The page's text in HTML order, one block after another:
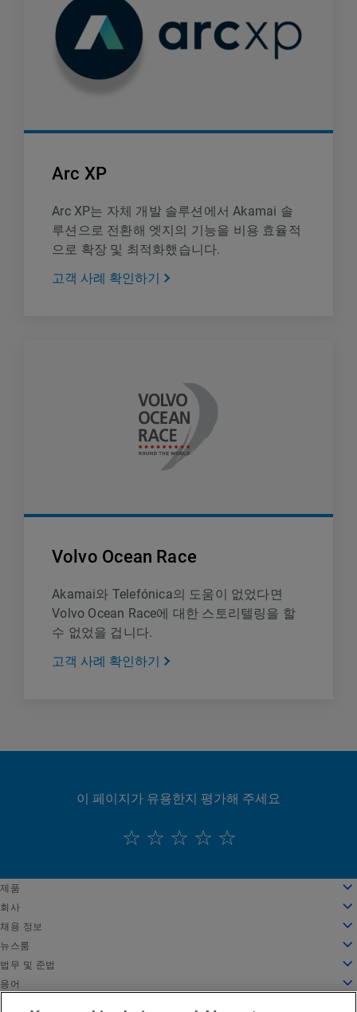
Arc XP
Arc XP는 자체 개발 솔루션에서 Akamai 솔
루션으로 전환해 엣지의 기능을 비용 효율적
으로 확장 및 최적화했습니다.
고객 사례 확인하기
Volvo Ocean Race
Akamai와 Telefónica의 도움이 없었다면
Volvo Ocean Race에 대한 스토리텔링을 할
수 없었을 겁니다.
고객 사례 확인하기
이 페이지가 유용한지 평가해 주세요
제품
클라우드 컴퓨팅
보안
콘텐츠 전송
모든 제품 및 평가판
글로벌 서비스
회사
회사 소개
연혁
리더십
수상 내역
이사회
채용 정보
채용 정보
Akamai 근무 환경
학생 및 최근 졸업생
포용적인 직장 문화
뉴스룸
뉴스룸
보도 자료
뉴스 기사
법무 및 준법
법무
정보 보안 컴플라이언스
용어
API 보안이란 무엇일까요?
English
Deutsch
Español
Français
Italiano
Português
中文